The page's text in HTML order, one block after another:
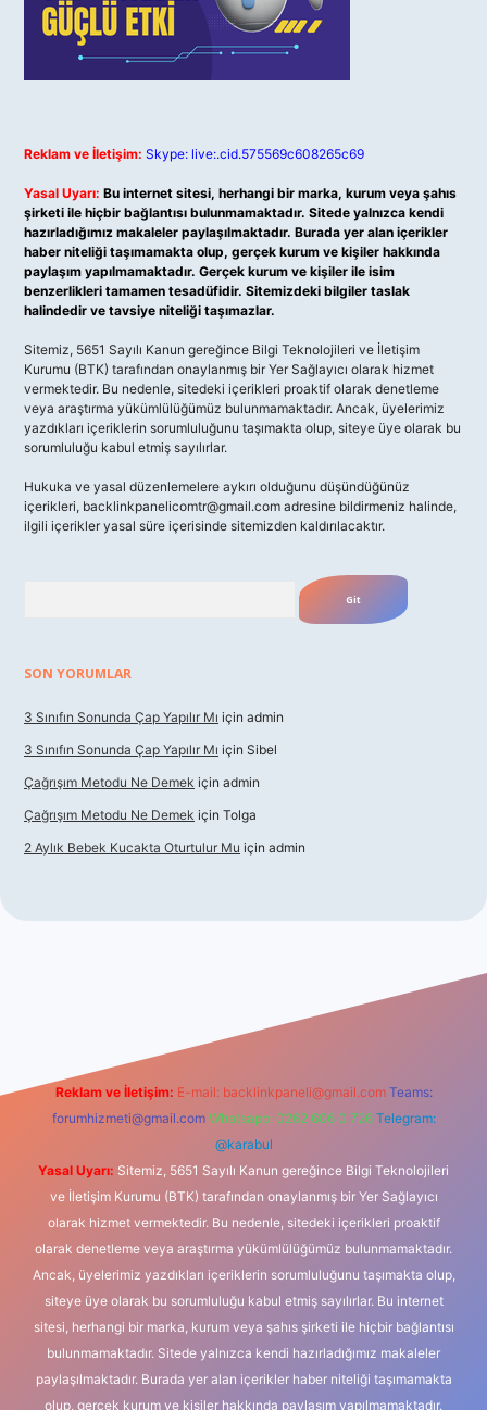
Reklam ve İletişim: Skype: live:.cid.575569c608265c69
Yasal Uyarı: Bu internet sitesi, herhangi bir marka, kurum veya şahıs
şirketi ile hiçbir bağlantısı bulunmamaktadır. Sitede yalnızca kendi
hazırladığımız makaleler paylaşılmaktadır. Burada yer alan içerikler
haber niteliği taşımamakta olup, gerçek kurum ve kişiler hakkında
paylaşım yapılmamaktadır. Gerçek kurum ve kişiler ile isim
benzerlikleri tamamen tesadüfidir. Sitemizdeki bilgiler taslak
halindedir ve tavsiye niteliği taşımazlar.
Sitemiz, 5651 Sayılı Kanun gereğince Bilgi Teknolojileri ve İletişim
Kurumu (BTK) tarafından onaylanmış bir Yer Sağlayıcı olarak hizmet
vermektedir. Bu nedenle, sitedeki içerikleri proaktif olarak denetleme
veya araştırma yükümlülüğümüz bulunmamaktadır. Ancak, üyelerimiz
yazdıkları içeriklerin sorumluluğunu taşımakta olup, siteye üye olarak bu
sorumluluğu kabul etmiş sayılırlar.
Hukuka ve yasal düzenlemelere aykırı olduğunu düşündüğünüz
içerikleri, backlinkpanelicomtr@gmail.com adresine bildirmeniz halinde,
ilgili içerikler yasal süre içerisinde sitemizden kaldırılacaktır.
SON YORUMLAR
3 Sınıfın Sonunda Çap Yapılır Mı için admin
3 Sınıfın Sonunda Çap Yapılır Mı için Sibel
Çağrışım Metodu Ne Demek için admin
Çağrışım Metodu Ne Demek için Tolga
2 Aylık Bebek Kucakta Oturtulur Mu için admin
Reklam ve İletişim: E-mail: backlinkpaneli@gmail.com Teams:
forumhizmeti@gmail.com Whatsapp: 0262 606 0 726 Telegram:
@karabul
Yasal Uyarı: Sitemiz, 5651 Sayılı Kanun gereğince Bilgi Teknolojileri
ve İletişim Kurumu (BTK) tarafından onaylanmış bir Yer Sağlayıcı
olarak hizmet vermektedir. Bu nedenle, sitedeki içerikleri proaktif
olarak denetleme veya araştırma yükümlülüğümüz bulunmamaktadır.
Ancak, üyelerimiz yazdıkları içeriklerin sorumluluğunu taşımakta olup,
siteye üye olarak bu sorumluluğu kabul etmiş sayılırlar. Bu internet
sitesi, herhangi bir marka, kurum veya şahıs şirketi ile hiçbir bağlantısı
bulunmamaktadır. Sitede yalnızca kendi hazırladığımız makaleler
paylaşılmaktadır. Burada yer alan içerikler haber niteliği taşımamakta
olup, gerçek kurum ve kişiler hakkında paylaşım yapılmamaktadır.